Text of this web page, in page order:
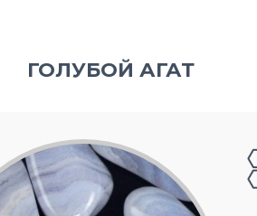
ГОЛУБОЙ АГАТ